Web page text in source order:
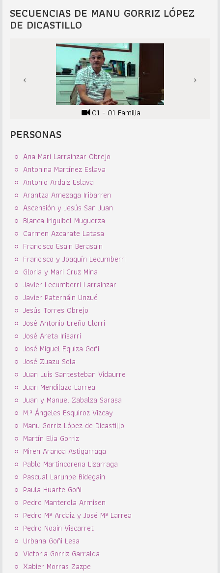
SECUENCIAS DE MANU GORRIZ LÓPEZ
DE DICASTILLO
01 - 01 Familia
PERSONAS
Ana Mari Larrainzar Obrejo
Antonina Martínez Eslava
Antonio Ardaiz Eslava
Arantza Amezaga Iribarren
Ascensión y Jesús San Juan
Blanca Iriguibel Muguerza
Carmen Azcarate Latasa
Francisco Esain Berasain
Francisco y Joaquín Lecumberri
Gloria y Mari Cruz Mina
Javier Lecumberri Larrainzar
Javier Paternáin Unzué
Jesús Torres Obrejo
José Antonio Ereño Elorri
José Areta Irisarri
José Miguel Equiza Goñi
José Zuazu Sola
Juan Luis Santesteban Vidaurre
Juan Mendilazo Larrea
Juan y Manuel Zabalza Sarasa
M.ª Ángeles Esquiroz Vizcay
Manu Gorriz López de Dicastillo
Martín Elia Gorriz
Miren Aranoa Astigarraga
Pablo Martincorena Lizarraga
Pascual Larunbe Bidegain
Paula Huarte Goñi
Pedro Manterola Armisen
Pedro Mª Ardaiz y José Mª Larrea
Pedro Noain Viscarret
Urbana Goñi Lesa
Victoria Gorriz Garralda
Xabier Morras Zazpe